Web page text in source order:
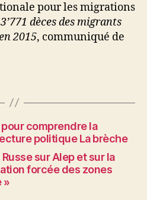
pour les migrations
dèces des migrants
2015, communiqué de
comprendre la
politique La brèche
Russe sur Alep et sur la
forcée des zones
»